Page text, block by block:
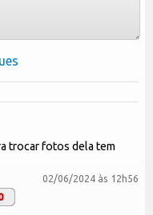
trocar fotos dela tem
02/06/2024 às 12h56